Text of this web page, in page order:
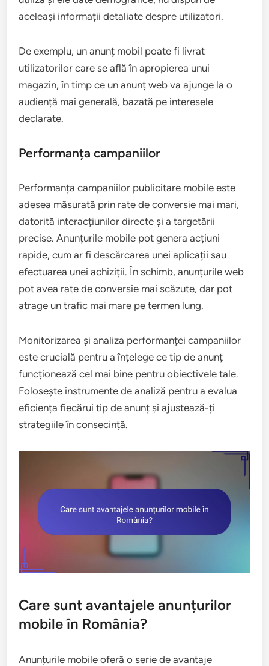
aceleași informații detaliate despre utilizatori.
De exemplu, un anunț mobil poate fi livrat
utilizatorilor care se află în apropierea unui
magazin, în timp ce un anunț web va ajunge la o
audiență mai generală, bazată pe interesele
declarate.
Performanța campaniilor
Performanța campaniilor publicitare mobile este
adesea măsurată prin rate de conversie mai mari,
datorită interacțiunilor directe și a targetării
precise. Anunțurile mobile pot genera acțiuni
rapide, cum ar fi descărcarea unei aplicații sau
efectuarea unei achiziții. În schimb, anunțurile web
pot avea rate de conversie mai scăzute, dar pot
atrage un trafic mai mare pe termen lung.
Monitorizarea și analiza performanței campaniilor
este crucială pentru a înțelege ce tip de anunț
funcționează cel mai bine pentru obiectivele tale.
Folosește instrumente de analiză pentru a evalua
eficiența fiecărui tip de anunț și ajustează-ți
strategiile în consecință.
Care sunt avantajele anunțurilor
mobile în România?
Anunțurile mobile oferă o serie de avantaje